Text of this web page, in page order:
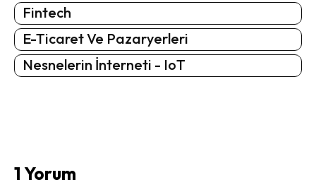
Fintech
E-Ticaret Ve Pazaryerleri
Nesnelerin İnterneti - IoT
1 Yorum